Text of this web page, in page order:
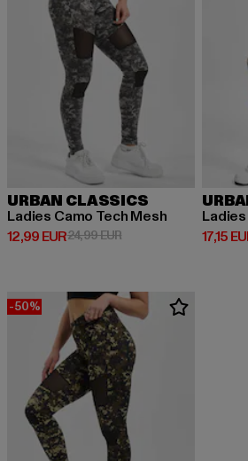
URBAN CLASSICS
Ladies Camo Tech Mesh
12,99 EUR
Derzeitiger Preis: 12,99 EUR
24,99 EURAktionspreis: 24,99
17,15
-50%